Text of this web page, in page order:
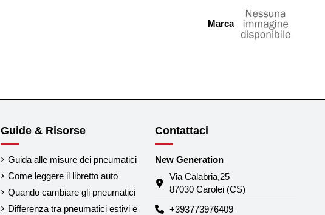
Marca
Guide & Risorse
Guida alle misure dei pneumatici
Come leggere il libretto auto
Quando cambiare gli pneumatici
Differenza tra pneumatici estivi e
Contattaci
New Generation
Via Calabria,25
87030 Carolei (CS)
+393773976409